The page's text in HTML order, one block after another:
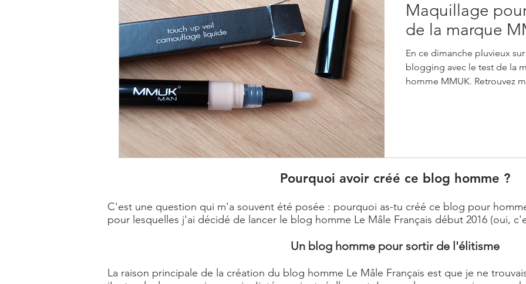
Maquillage
de la marque
En ce dimanche pluvieux
blogging avec le test de la
homme MMUK. Retrouvez
Pourquoi avoir créé ce blog homme ?
C'est une question qui m'a souvent été posée : pourquoi as-tu créé ce blog pour
pour lesquelles j'ai décidé de lancer le blog homme Le Mâle Français début 2016 (oui,
Un blog homme pour sortir de l'élitisme
La raison principale de la création du blog homme Le Mâle Français est que je ne